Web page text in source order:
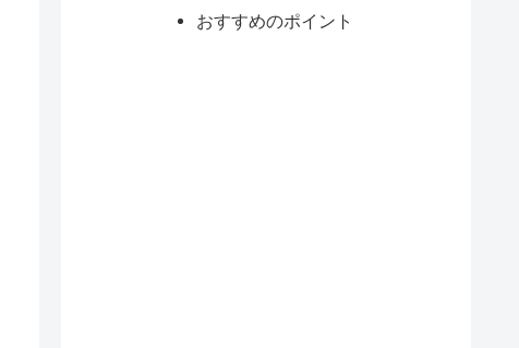
おすすめのポイント